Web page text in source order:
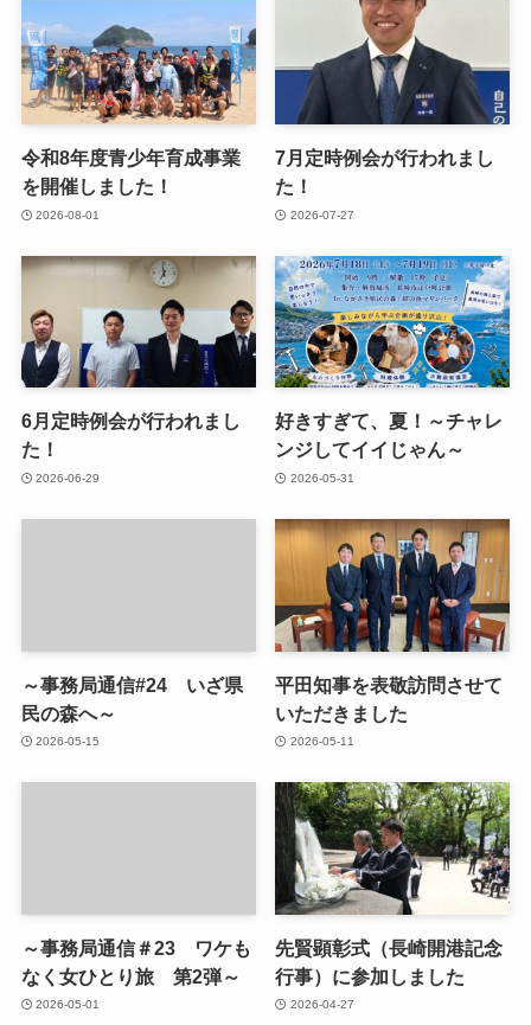
令和8年度青少年育成事業
を開催しました！
2026-08-01
7月定時例会が行われまし
た！
2026-07-27
6月定時例会が行われまし
た！
2026-06-29
好きすぎて、夏！～チャレ
ンジしてイイじゃん～
2026-05-31
～事務局通信#24 いざ県
民の森へ～
2026-05-15
平田知事を表敬訪問させて
いただきました
2026-05-11
～事務局通信＃23 ワケも
なく女ひとり旅 第2弾～
2026-05-01
先賢顕彰式（長崎開港記念
行事）に参加しました
2026-04-27